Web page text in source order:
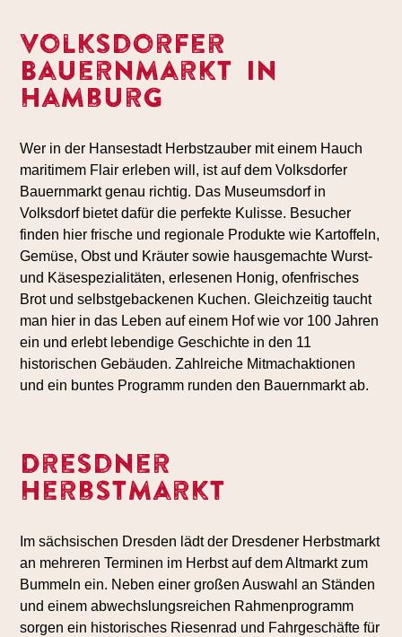
Volksdorfer
Bauernmarkt in
Hamburg
Wer in der Hansestadt Herbstzauber mit einem Hauch
maritimem Flair erleben will, ist auf dem Volksdorfer
Bauernmarkt genau richtig. Das Museumsdorf in
Volksdorf bietet dafür die perfekte Kulisse. Besucher
finden hier frische und regionale Produkte wie Kartoffeln,
Gemüse, Obst und Kräuter sowie hausgemachte Wurst-
und Käsespezialitäten, erlesenen Honig, ofenfrisches
Brot und selbstgebackenen Kuchen. Gleichzeitig taucht
man hier in das Leben auf einem Hof wie vor 100 Jahren
ein und erlebt lebendige Geschichte in den 11
historischen Gebäuden. Zahlreiche Mitmachaktionen
und ein buntes Programm runden den Bauernmarkt ab.
Dresdner
Herbstmarkt
Im sächsischen Dresden lädt der Dresdener Herbstmarkt
an mehreren Terminen im Herbst auf dem Altmarkt zum
Bummeln ein. Neben einer großen Auswahl an Ständen
und einem abwechslungsreichen Rahmenprogramm
sorgen ein historisches Riesenrad und Fahrgeschäfte für